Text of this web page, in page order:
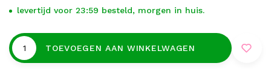
levertijd voor 23:59 besteld, morgen in huis.
TOEVOEGEN AAN WINKELWAGEN